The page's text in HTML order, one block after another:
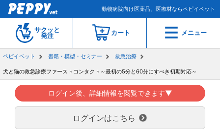
動物病院向け医薬品、医療材ならペピイベット
サクッと
発注
カート メニュー
ペピイベット 書籍・模型・セミナー 救急治療
犬と猫の救急診療ファーストコンタクト～最初の5分と60分にすべき初期対応～
ログイン後、詳細情報を閲覧できます▼
ログインはこちら